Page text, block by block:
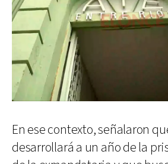
En ese contexto, señalaron
desarrollará a un año de la